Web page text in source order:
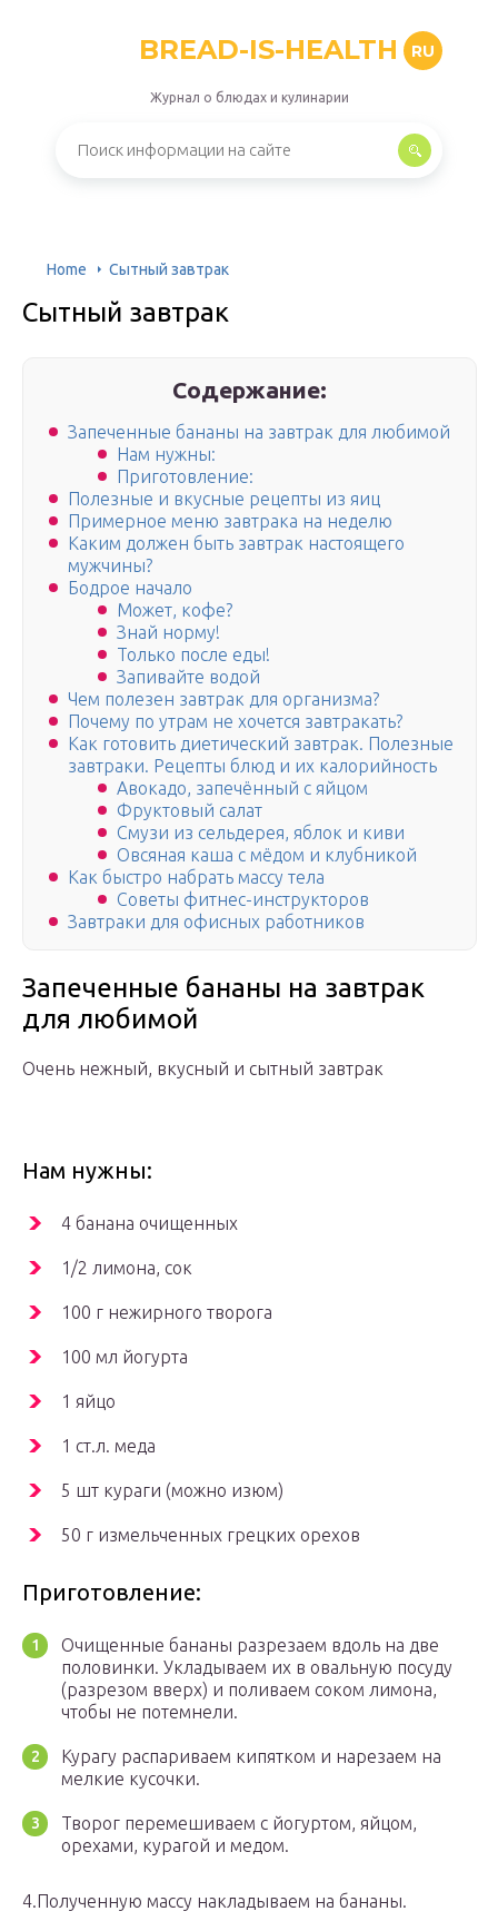
BREAD-IS-HEALTH RU
Журнал о блюдах и кулинарии
Home Сытный завтрак
Сытный завтрак
Содержание:
Запеченные бананы на завтрак для любимой
Нам нужны:
Приготовление:
Полезные и вкусные рецепты из яиц
Примерное меню завтрака на неделю
Каким должен быть завтрак настоящего
мужчины?
Бодрое начало
Может, кофе?
Знай норму!
Только после еды!
Запивайте водой
Чем полезен завтрак для организма?
Почему по утрам не хочется завтракать?
Как готовить диетический завтрак. Полезные
завтраки. Рецепты блюд и их калорийность
Авокадо, запечённый с яйцом
Фруктовый салат
Смузи из сельдерея, яблок и киви
Овсяная каша с мёдом и клубникой
Как быстро набрать массу тела
Советы фитнес-инструкторов
Завтраки для офисных работников
Запеченные бананы на завтрак
для любимой
Очень нежный, вкусный и сытный завтрак
Нам нужны:
4 банана очищенных
1/2 лимона, сок
100 г нежирного творога
100 мл йогурта
1 яйцо
1 ст.л. меда
5 шт кураги (можно изюм)
50 г измельченных грецких орехов
Приготовление:
Очищенные бананы разрезаем вдоль на две
половинки. Укладываем их в овальную посуду
(разрезом вверх) и поливаем соком лимона,
чтобы не потемнели.
Курагу распариваем кипятком и нарезаем на
мелкие кусочки.
Творог перемешиваем с йогуртом, яйцом,
орехами, курагой и медом.
4.Полученную массу накладываем на бананы.